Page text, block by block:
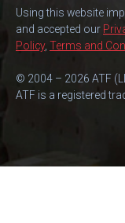
Using this website
and accepted our
Policy, Terms and
© 2004 – 2026 ATF
ATF is a registered